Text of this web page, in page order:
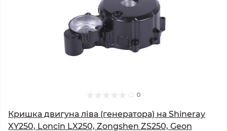
0
Кришка двигуна ліва (генератора) на Shineray
XY250, Loncin LX250, Zongshen ZS250, Geon